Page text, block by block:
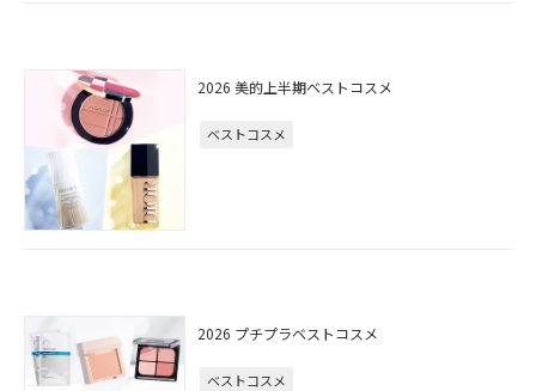
2026 美的上半期ベストコスメ
ベストコスメ
2026 プチプラベストコスメ
ベストコスメ